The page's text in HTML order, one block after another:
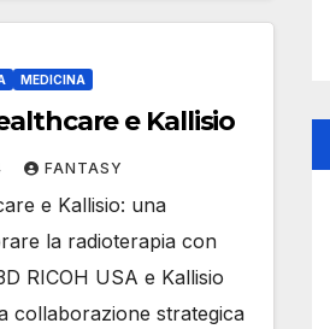
MEDICINA
e Kallisio
FANTASY
e Kallisio: una
la radioterapia con
RICOH USA e Kallisio
collaborazione strategica